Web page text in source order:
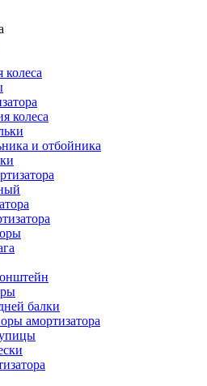
колеса
колеса
и отбойника
балки
амортизатора